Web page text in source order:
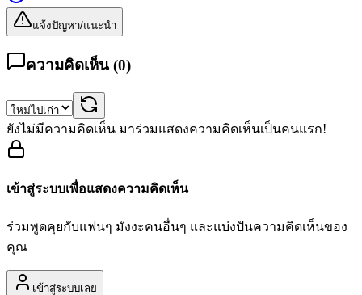
แจ้งปัญหา/แนะนำ
ความคิดเห็น (0)
ยังไม่มีความคิดเห็น มาร่วมแสดงความคิดเห็นเป็นคนแรก!
เข้าสู่ระบบเพื่อแสดงความคิดเห็น
ร่วมพูดคุยกับแฟนๆ มังงะคนอื่นๆ และแบ่งปันความคิดเห็นของ
คุณ
เข้าสู่ระบบเลย